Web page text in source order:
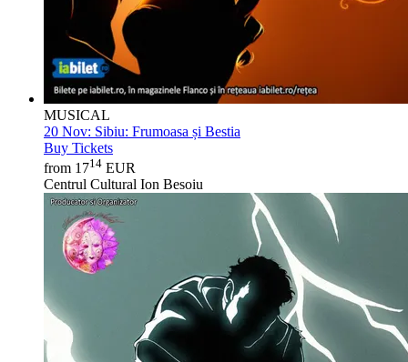
MUSICAL
20 Nov: Sibiu: Frumoasa și Bestia
Buy Tickets
from 1714 EUR
Centrul Cultural Ion Besoiu